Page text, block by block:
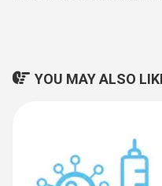
YOU MAY ALSO